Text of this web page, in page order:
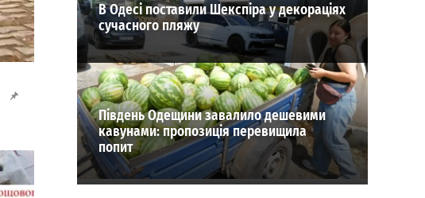
В Одесі поставили Шекспіра у декораціях
сучасного пляжу
Південь Одещини завалило дешевими
кавунами: пропозиція перевищила
попит